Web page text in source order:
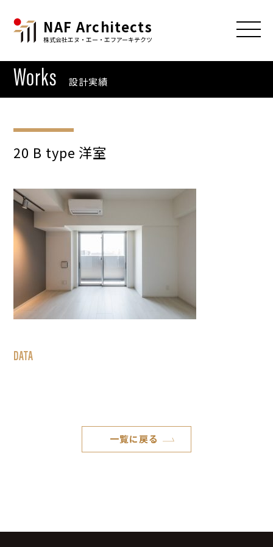
NAF Architects
株式会社エヌ・エー・エフアーキテクツ
Works 設計実績
20 B type 洋室
DATA
一覧に戻る